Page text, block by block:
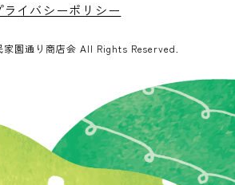
ライバシーポリシー
園通り商店会 All Rights Reserved.